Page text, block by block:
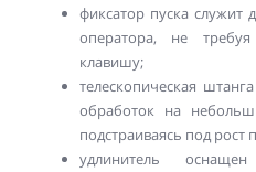
фиксатор пуска служит
оператора, не
клавишу;
телескопическая
обработок на
подстраиваясь под рост
удлинитель оснащен